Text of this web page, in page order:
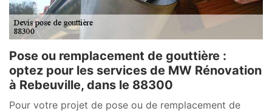
Pose ou remplacement de gouttière :
optez pour les services de MW Rénovation
à Rebeuville, dans le 88300
Pour votre projet de pose ou de remplacement de